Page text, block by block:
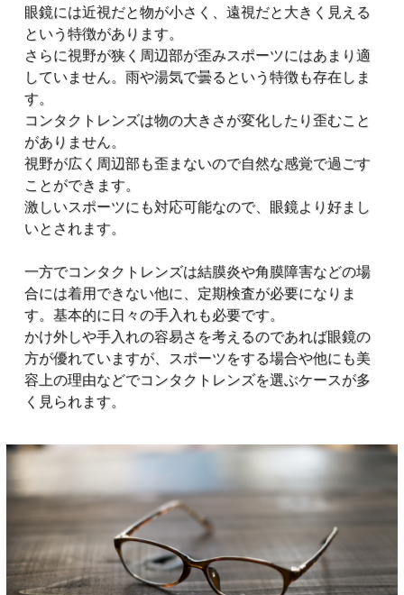
眼鏡には近視だと物が小さく、遠視だと大きく見える
という特徴があります。
さらに視野が狭く周辺部が歪みスポーツにはあまり適
していません。雨や湯気で曇るという特徴も存在しま
す。
コンタクトレンズは物の大きさが変化したり歪むこと
がありません。
視野が広く周辺部も歪まないので自然な感覚で過ごす
ことができます。
激しいスポーツにも対応可能なので、眼鏡より好まし
いとされます。
一方でコンタクトレンズは結膜炎や角膜障害などの場
合には着用できない他に、定期検査が必要になりま
す。基本的に日々の手入れも必要です。
かけ外しや手入れの容易さを考えるのであれば眼鏡の
方が優れていますが、スポーツをする場合や他にも美
容上の理由などでコンタクトレンズを選ぶケースが多
く見られます。